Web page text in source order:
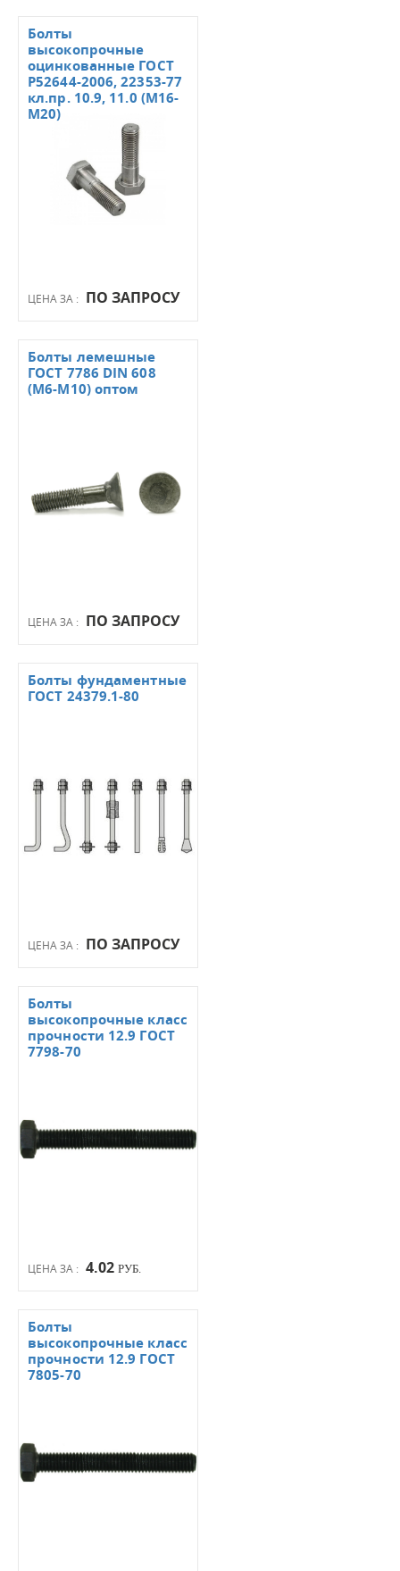
ЦЕНА ЗА : ПО ЗАПРОСУ
Болты
высокопрочные
оцинкованные ГОСТ
Р52644-2006, 22353-77
кл.пр. 10.9, 11.0 (М16-
М20)
ЦЕНА ЗА : ПО ЗАПРОСУ
Болты лемешные
ГОСТ 7786 DIN 608
(М6-М10) оптом
ЦЕНА ЗА : ПО ЗАПРОСУ
Болты фундаментные
ГОСТ 24379.1-80
ЦЕНА ЗА : 4.02 РУБ.
Болты
высокопрочные класс
прочности 12.9 ГОСТ
7798-70
Болты
высокопрочные класс
прочности 12.9 ГОСТ
7805-70